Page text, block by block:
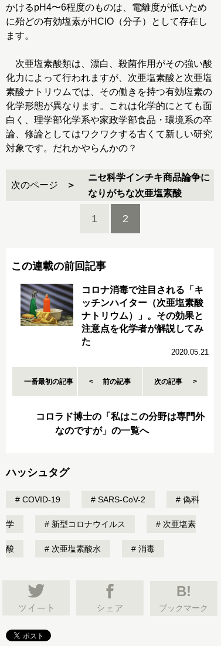
かけるpH4〜6程度のものは、電離度が低いため
に殆どの有効塩素がHClO（分子）として存在し
ます。
次亜塩素酸類は、漂白、殺菌作用がその強い酸
化力によって行われますが、次亜塩素酸と次亜塩
素酸ナトリウムでは、その働きを持つ有効塩素の
化学形態が異なります。これは化学的にとても面
白く、理学部化学系や家政学部食品・環境系の卒
論、修論としてはワクワクする古くて新しい研究
対象です。だれかやらんかの？
次のページ
ニセ科学インチキ商品論争に
なりがちな次亜塩素酸
1 2
この連載の前回記事
コロナ消毒で注目される「キ
ッチンハイター（次亜塩素酸
ナトリウム）」。その効果と
注意点を化学者が解説してみ
た
2020.05.21
一番最初の記事 前の記事 次の記事
コロラド博士の「私はこの分野は専門外
なのですが」の一覧へ
ハッシュタグ
COVID-19 SARS-CoV-2 偽科
学 新型コロナウイルス 次亜塩素
酸 次亜塩素酸水 消毒
B!
ブックマーク